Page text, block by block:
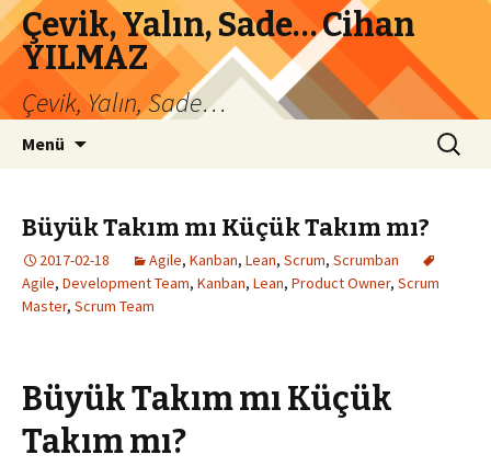
Çevik, Yalın, Sade… Cihan
YILMAZ
Çevik, Yalın, Sade…
Menü Arama:
Büyük Takım mı Küçük Takım mı?
2017-02-18 Agile, Kanban, Lean, Scrum, Scrumban
Agile, Development Team, Kanban, Lean, Product Owner, Scrum
Master, Scrum Team
Büyük Takım mı Küçük
Takım mı?